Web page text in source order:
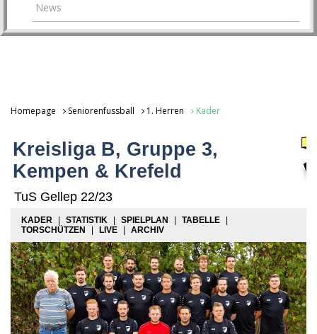
News
Homepage Seniorenfussball 1. Herren Kader